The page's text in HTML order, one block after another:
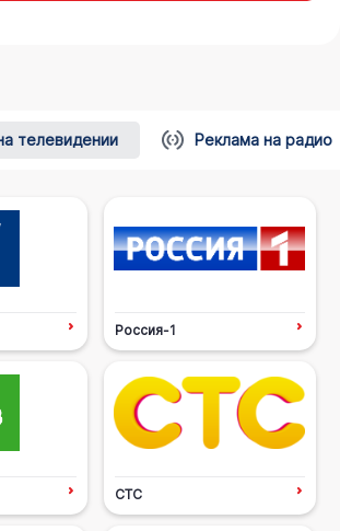
телевидении Реклама на радио
Россия-1
СТС